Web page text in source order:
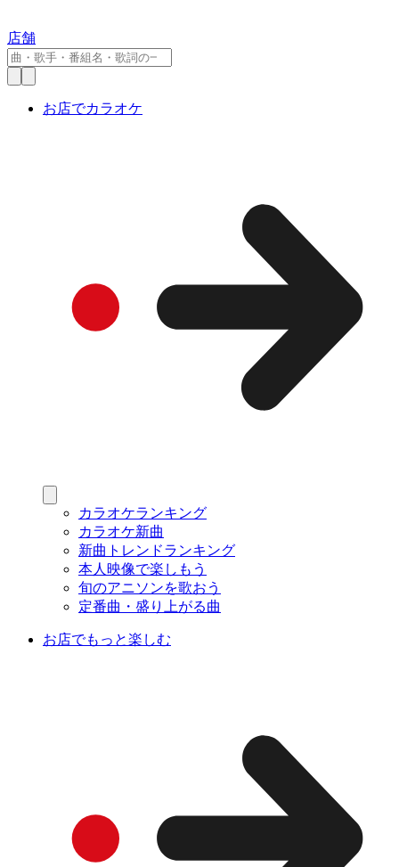
店舗
お店でカラオケ
カラオケランキング
カラオケ新曲
新曲トレンドランキング
本人映像で楽しもう
旬のアニソンを歌おう
定番曲・盛り上がる曲
お店でもっと楽しむ